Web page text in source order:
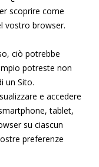
scoprire come
vostro browser.
ciò potrebbe
potreste non
un Sito.
e accedere
tablet,
su ciascun
preferenze